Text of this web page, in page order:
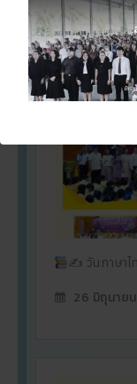
✍ วันภาษา
26 มิถุนาย